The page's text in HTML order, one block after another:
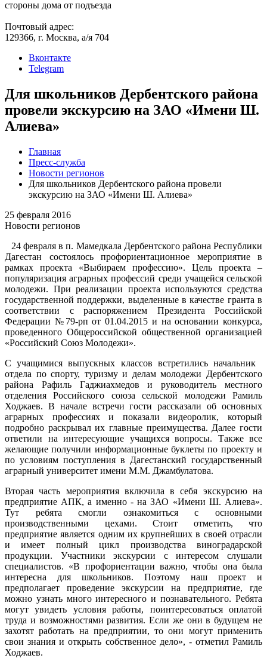
стороны дома от подъезда
Почтовый адрес:
129366, г. Москва, а/я 704
Вконтакте
Telegram
Для школьников Дербентского района
провели экскурсию на ЗАО «Имени Ш.
Алиева»
Главная
Пресс-служба
Новости регионов
Для школьников Дербентского района провели
экскурсию на ЗАО «Имени Ш. Алиева»
25 февраля 2016
Новости регионов
24 февраля в п. Мамедкала Дербентского района Республики
Дагестан состоялось профориентационное мероприятие в
рамках проекта «Выбираем профессию». Цель проекта –
популяризация аграрных профессий среди учащейся сельской
молодежи. При реализации проекта используются средства
государственной поддержки, выделенные в качестве гранта в
соответствии с распоряжением Президента Российской
Федерации №79-рп от 01.04.2015 и на основании конкурса,
проведенного Общероссийской общественной организацией
«Российский Союз Молодежи».
С учащимися выпускных классов встретились начальник
отдела по спорту, туризму и делам молодежи Дербентского
района Рафиль Гаджиахмедов и руководитель местного
отделения Российского союза сельской молодежи Рамиль
Ходжаев. В начале встречи гости рассказали об основных
аграрных профессиях и показали видеоролик, который
подробно раскрывал их главные преимущества. Далее гости
ответили на интересующие учащихся вопросы. Также все
желающие получили информационные буклеты по проекту и
по условиям поступления в Дагестанский государственный
аграрный университет имени М.М. Джамбулатова.
Вторая часть мероприятия включила в себя экскурсию на
предприятие АПК, а именно - на ЗАО «Имени Ш. Алиева».
Тут ребята смогли ознакомиться с основными
производственными цехами. Стоит отметить, что
предприятие является одним их крупнейших в своей отрасли
и имеет полный цикл производства виноградарской
продукции. Участники экскурсии с интересом слушали
специалистов. «В профориентации важно, чтобы она была
интересна для школьников. Поэтому наш проект и
предполагает проведение экскурсии на предприятие, где
можно узнать много интересного и познавательного. Ребята
могут увидеть условия работы, поинтересоваться оплатой
труда и возможностями развития. Если же они в будущем не
захотят работать на предприятии, то они могут применить
свои знания и открыть собственное дело», - отметил Рамиль
Ходжаев.